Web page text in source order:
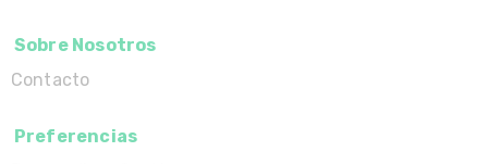
Sobre Nosotros
Contacto
Preferencias